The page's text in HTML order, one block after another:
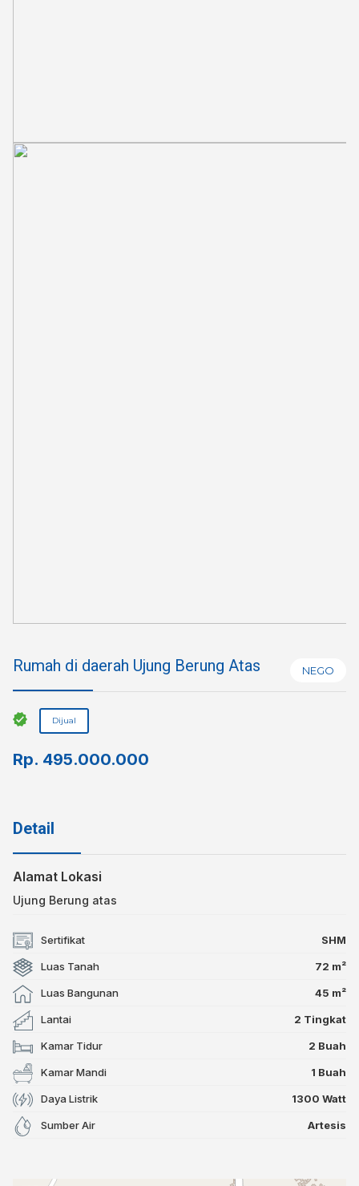
Rumah di daerah Ujung Berung Atas NEGO
Dijual
Rp. 495.000.000
Detail
Alamat Lokasi
Ujung Berung atas
Sertifikat SHM
Luas Tanah 72 m²
Luas Bangunan 45 m²
Lantai 2 Tingkat
Kamar Tidur 2 Buah
Kamar Mandi 1 Buah
Daya Listrik 1300 Watt
Sumber Air Artesis